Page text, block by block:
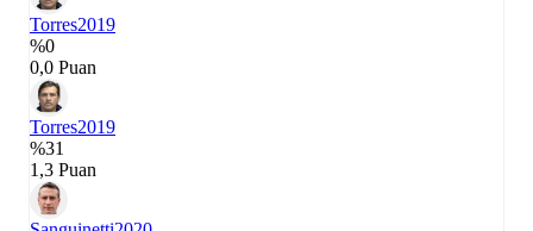
Torres2019
%0
0,0 Puan
Torres2019
%31
1,3 Puan